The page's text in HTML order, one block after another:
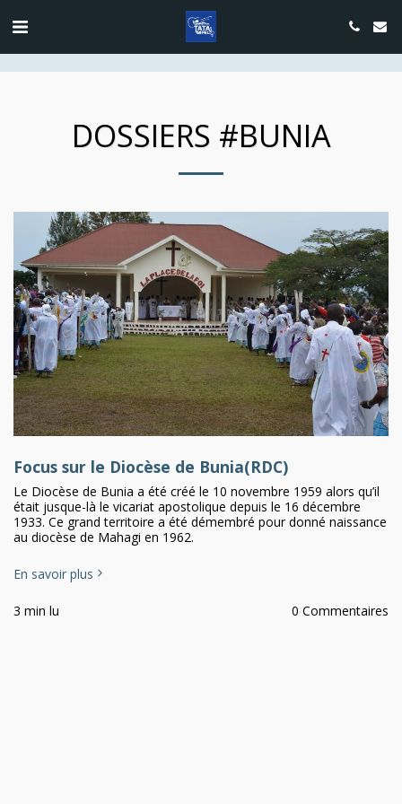
google.com, pub-4889604885818732, DIRECT, f08c47fec0942fa0
DOSSIERS #BUNIA
Focus sur le Diocèse de Bunia(RDC)
Le Diocèse de Bunia a été créé le 10 novembre 1959 alors qu’il
était jusque-là le vicariat apostolique depuis le 16 décembre
1933. Ce grand territoire a été démembré pour donné naissance
au diocèse de Mahagi en 1962.
En savoir plus
3 min lu 0 Commentaires